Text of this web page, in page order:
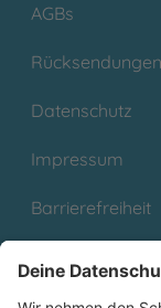
AGBs
Rücksendungen
Datenschutz
Impressum
Barrierefreiheit